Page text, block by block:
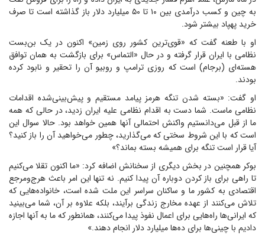
به چین و کسب درآمدی بین ۱۰ تا ۵۰ میلیارد دلار باز گذاشته است تا صرف
خرید پهپاد بیشتر شود.
او با طعنه گفت که «قوی‌ترین کشور روی زمین» اکنون در یک بن‌بست
نظامی با ایران قرار گرفته و در حال «التماس» برای بازگشت به همان توافق
هسته‌ای (برجام) است که روزی ترامپ و روبیو آن را تحقیر و نابود کرده
بودند.
او گفت: «بسته شدن تنگه هرمز پیامد مستقیم و پیش‌بینی‌شده اقدامات
نظامی ماست. شما دست به اقدام نظامی علیه ایران زدید، در حالی که همه
ما از قبل می‌دانستیم واکنش احتمالی آنها همین خواهد بود. حالا سوال این
است که با این شروط سختی که می‌گذارید، چطور می‌خواهید آن را باز کنید؟
آیا قرار است تنگه برای همیشه بسته بماند؟»
بوکر همچنین در بخش دیگری از سخنانش اضافه کرد: «ما اکنون تقلا می‌کنیم
تا راهی برای باز کردن دوباره آن پیدا کنیم. نه تنها این امر باعث هرج‌ومرجع
اقتصادی به کشور ما و ساکنان سراسر این ملت شده است، خانواده‌هایی که
تلاش می‌کنند از عهده مخارج زندگی برآیند، بلکه علاوه بر آن، شما می‌بینید
که ایرانی‌ها راه‌هایی برای اعمال نفوذ پیدا می‌کنند، همانطور که ما به آنها اجازه
دادیم با چینی‌ها برای ده‌ها میلیارد دلار انجام دهند.»